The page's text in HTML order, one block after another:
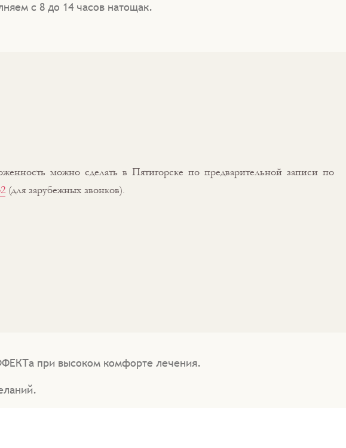
с 8 до 14 часов натощак.
можно сделать в Пятигорске по предварительной записи по
(для зарубежных звонков).
при высоком комфорте лечения.